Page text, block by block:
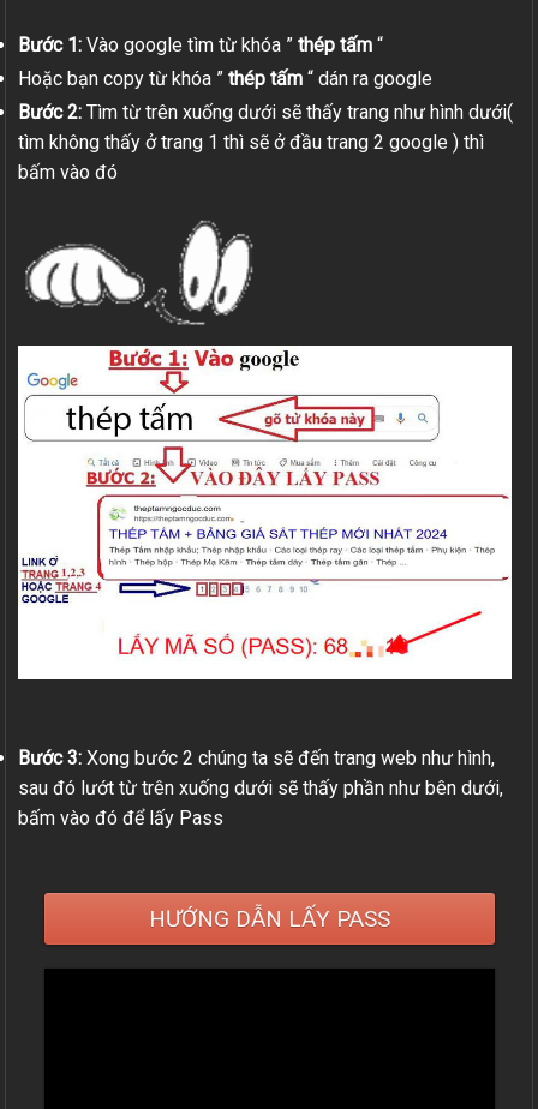
Bước 1: Vào google tìm từ khóa ” thép tấm “
Hoặc bạn copy từ khóa ” thép tấm “ dán ra google
Bước 2: Tìm từ trên xuống dưới sẽ thấy trang như hình dưới(
tìm không thấy ở trang 1 thì sẽ ở đầu trang 2 google ) thì
bấm vào đó
Bước 3: Xong bước 2 chúng ta sẽ đến trang web như hình,
sau đó lướt từ trên xuống dưới sẽ thấy phần như bên dưới,
bấm vào đó để lấy Pass
HƯỚNG DẪN LẤY PASS